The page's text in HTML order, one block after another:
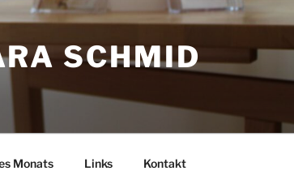
SCHMID
Monats Links Kontakt